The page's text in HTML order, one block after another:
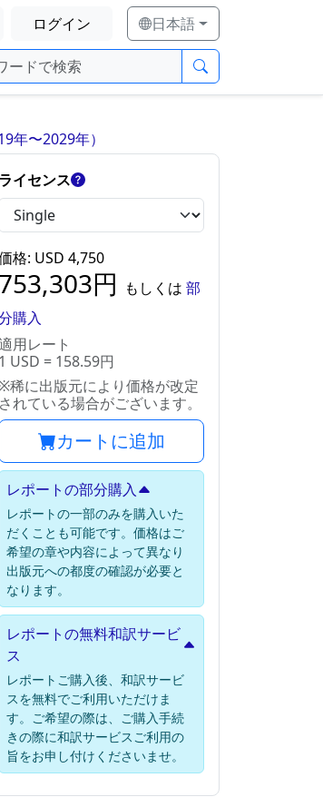
ログイン 日本語
年〜2029年）
ライセンス
格: USD 4,750
753,303円 もしくは 部
購入
用レート
1 USD = 158.59円
※稀に出版元により価格が改定
されている場合がございます。
カートに追加
レポートの部分購入
レポートの一部のみを購入いた
だくことも可能です。価格はご
希望の章や内容によって異なり
出版元への都度の確認が必要と
なります。
レポートの無料和訳サービ
ス
レポートご購入後、和訳サービ
スを無料でご利用いただけま
す。ご希望の際は、ご購入手続
きの際に和訳サービスご利用の
旨をお申し付けくださいませ。